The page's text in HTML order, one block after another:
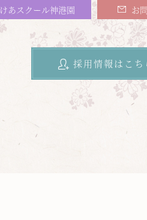
けあスクール神港園 お
採用情報はこち